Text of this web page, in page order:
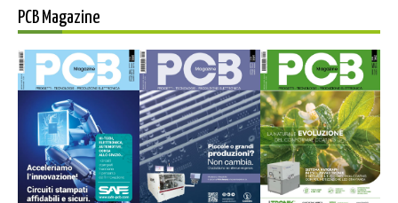
PCB Magazine